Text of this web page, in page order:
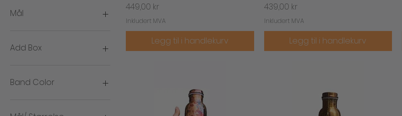
Mål
Add Box
No box
Band Color
Silver
Pris
449,00 kr
Inkludert MVA
Legg til i handlekurv
Pris
439,00 kr
Inkludert MVA
Legg til i handlekurv